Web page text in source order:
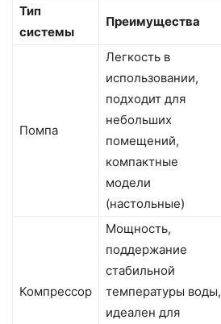
Тип
системы
Преимущества
Помпа
Легкость в
использовании,
подходит для
небольших
помещений,
компактные
модели
(настольные)
Компрессор
Мощность,
поддержание
стабильной
температуры воды,
идеален для